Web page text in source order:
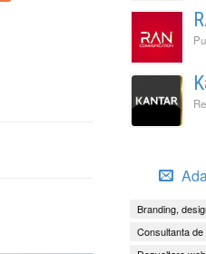
Branding,
Consultanta